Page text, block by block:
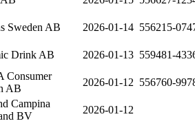
Sweden AB 2026-01-14 556215-
Drink AB 2026-01-13 559481-
Consumer
AB
2026-01-12 556760-
Campina
BV
2026-01-12